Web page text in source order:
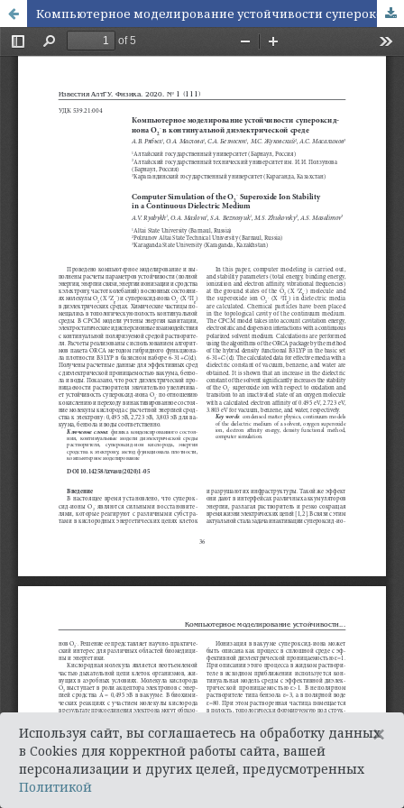
Компьютерное моделирование устойчивости супероксид-иона O2- в континуальной диэлектрической среде
Используя сайт, вы соглашаетесь на обработку данных
в Cookies для корректной работы сайта, вашей
персонализации и других целей, предусмотренных
Политикой
×